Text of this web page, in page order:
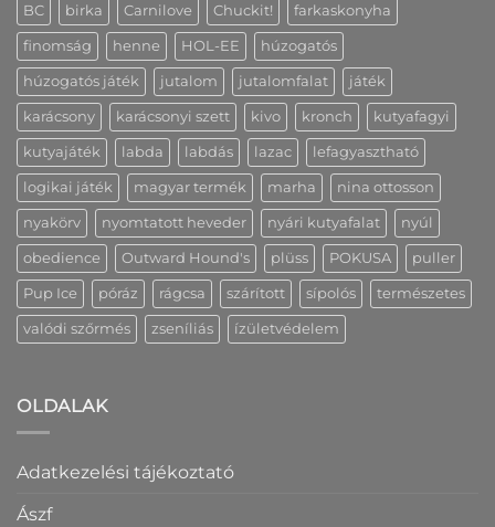
BC birka Carnilove Chuckit! farkaskonyha
finomság henne HOL-EE húzogatós
húzogatós játék jutalom jutalomfalat játék
karácsony karácsonyi szett kivo kronch kutyafagyi
kutyajáték labda labdás lazac lefagyasztható
logikai játék magyar termék marha nina ottosson
nyakörv nyomtatott heveder nyári kutyafalat nyúl
obedience Outward Hound's plüss POKUSA puller
Pup Ice póráz rágcsa szárított sípolós természetes
valódi szőrmés zseníliás ízületvédelem
OLDALAK
Adatkezelési tájékoztató
Ászf